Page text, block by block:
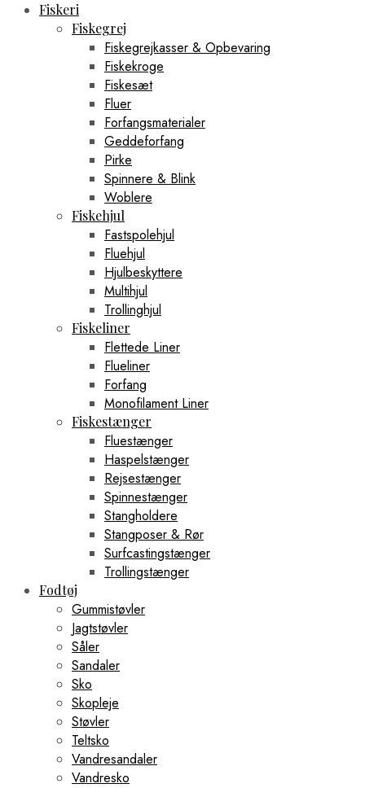
Fiskeri
Fiskegrej
Fiskegrejkasser & Opbevaring
Fiskekroge
Fiskesæt
Fluer
Forfangsmaterialer
Geddeforfang
Pirke
Spinnere & Blink
Woblere
Fiskehjul
Fastspolehjul
Fluehjul
Hjulbeskyttere
Multihjul
Trollinghjul
Fiskeliner
Flettede Liner
Flueliner
Forfang
Monofilament Liner
Fiskestænger
Fluestænger
Haspelstænger
Rejsestænger
Spinnestænger
Stangholdere
Stangposer & Rør
Surfcastingstænger
Trollingstænger
Fodtøj
Gummistøvler
Jagtstøvler
Såler
Sandaler
Sko
Skopleje
Støvler
Teltsko
Vandresandaler
Vandresko